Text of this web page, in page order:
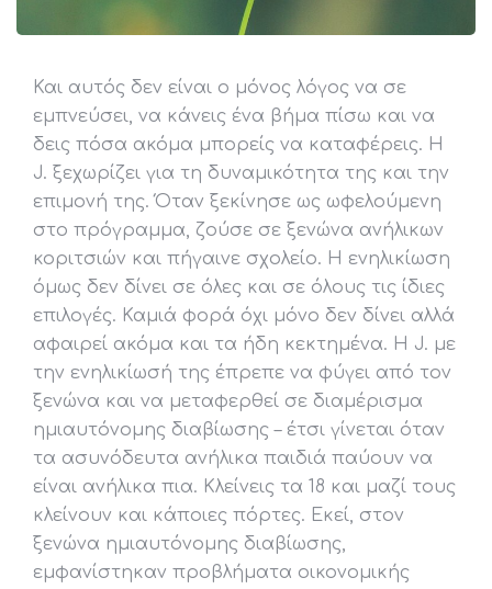
Και αυτός δεν είναι ο μόνος λόγος να σε
εμπνεύσει, να κάνεις ένα βήμα πίσω και να
δεις πόσα ακόμα μπορείς να καταφέρεις. Η
J. ξεχωρίζει για τη δυναμικότητα της και την
επιμονή της. Όταν ξεκίνησε ως ωφελούμενη
στο πρόγραμμα, ζούσε σε ξενώνα ανήλικων
κοριτσιών και πήγαινε σχολείο. Η ενηλικίωση
όμως δεν δίνει σε όλες και σε όλους τις ίδιες
επιλογές. Καμιά φορά όχι μόνο δεν δίνει αλλά
αφαιρεί ακόμα και τα ήδη κεκτημένα. Η J. με
την ενηλικίωσή της έπρεπε να φύγει από τον
ξενώνα και να μεταφερθεί σε διαμέρισμα
ημιαυτόνομης διαβίωσης – έτσι γίνεται όταν
τα ασυνόδευτα ανήλικα παιδιά παύουν να
είναι ανήλικα πια. Κλείνεις τα 18 και μαζί τους
κλείνουν και κάποιες πόρτες. Εκεί, στον
ξενώνα ημιαυτόνομης διαβίωσης,
εμφανίστηκαν προβλήματα οικονομικής